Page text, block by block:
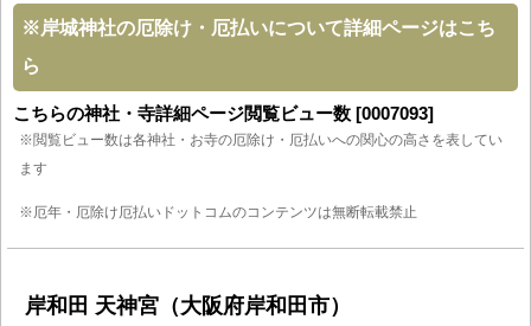
※岸城神社の厄除け・厄払いについて詳細ページはこち
ら
こちらの神社・寺詳細ページ閲覧ビュー数 [0007093]
※閲覧ビュー数は各神社・お寺の厄除け・厄払いへの関心の高さを表してい
ます
※厄年・厄除け厄払いドットコムのコンテンツは無断転載禁止
岸和田 天神宮（大阪府岸和田市）